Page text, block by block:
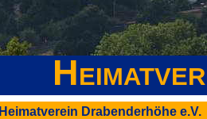
Heimatverein Drabenderhöhe e.V.